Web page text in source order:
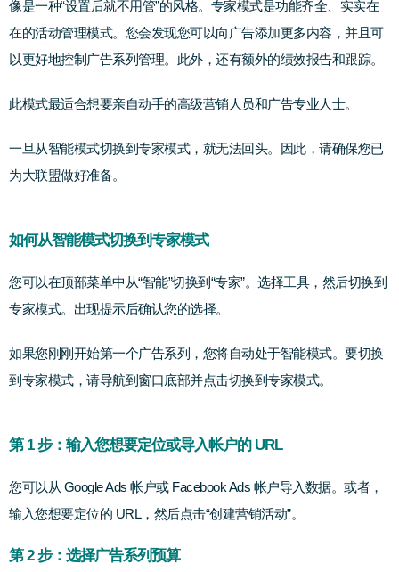
像是一种“设置后就不用管”的风格。专家模式是功能齐全、实实在
在的活动管理模式。您会发现您可以向广告添加更多内容，并且可
以更好地控制广告系列管理。此外，还有额外的绩效报告和跟踪。
此模式最适合想要亲自动手的高级营销人员和广告专业人士。
一旦从智能模式切换到专家模式，就无法回头。因此，请确保您已
为大联盟做好准备。
如何从智能模式切换到专家模式
您可以在顶部菜单中从“智能”切换到“专家”。选择工具，然后切换到
专家模式。出现提示后确认您的选择。
如果您刚刚开始第一个广告系列，您将自动处于智能模式。要切换
到专家模式，请导航到窗口底部并点击切换到专家模式。
第 1 步：输入您想要定位或导入帐户的 URL
您可以从 Google Ads 帐户或 Facebook Ads 帐户导入数据。或者，
输入您想要定位的 URL，然后点击“创建营销活动”。
第 2 步：选择广告系列预算